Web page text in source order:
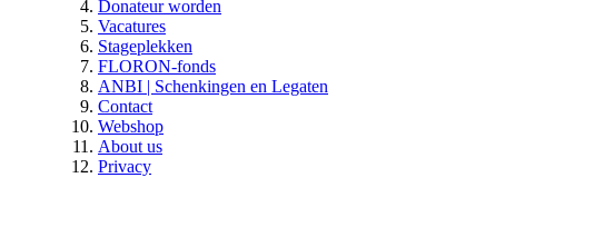
Donateur worden
Vacatures
Stageplekken
FLORON-fonds
ANBI | Schenkingen en Legaten
Contact
Webshop
About us
Privacy